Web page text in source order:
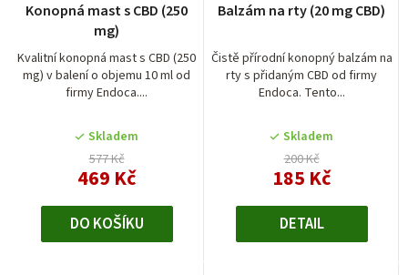
Konopná mast s CBD (250
mg)
Kvalitní konopná mast s CBD (250
mg) v balení o objemu 10 ml od
firmy Endoca....
Skladem
577 Kč
469 Kč
DO KOŠÍKU
Balzám na rty (20 mg CBD)
Čistě přírodní konopný balzám na
rty s přidaným CBD od firmy
Endoca. Tento...
Skladem
200 Kč
185 Kč
DETAIL